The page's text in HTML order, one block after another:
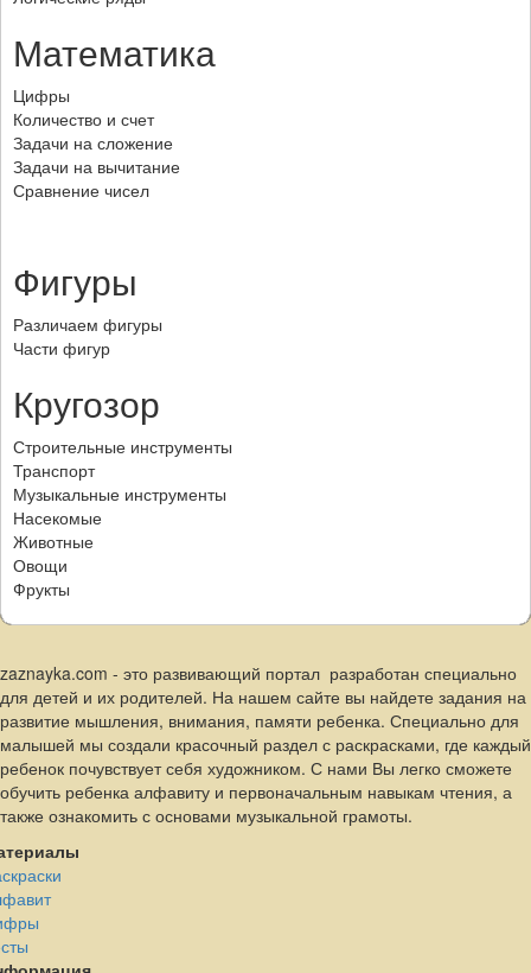
Математика
Цифры
Количество и счет
Задачи на сложение
Задачи на вычитание
Сравнение чисел
Фигуры
Различаем фигуры
Части фигур
Кругозор
Строительные инструменты
Транспорт
Музыкальные инструменты
Насекомые
Животные
Овощи
Фрукты
zaznayka.com - это развивающий портал разработан специально
для детей и их родителей. На нашем сайте вы найдете задания на
развитие мышления, внимания, памяти ребенка. Специально для
малышей мы создали красочный раздел с раскрасками, где каждый
ребенок почувствует себя художником. С нами Вы легко сможете
обучить ребенка алфавиту и первоначальным навыкам чтения, а
также ознакомить с основами музыкальной грамоты.